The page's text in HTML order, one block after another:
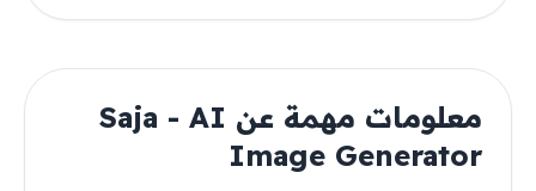
معلومات مهمة عن Saja - AI
Image Generator